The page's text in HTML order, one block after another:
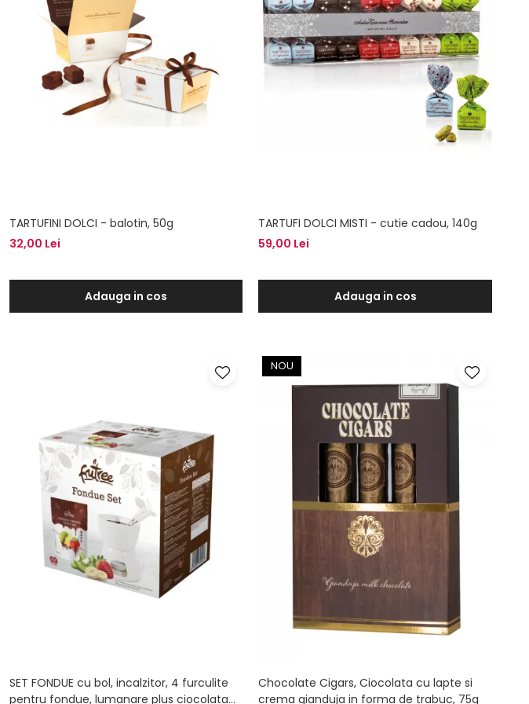
TARTUFINI DOLCI - balotin, 50g
32,00 Lei
Adauga in cos
TARTUFI DOLCI MISTI - cutie cadou, 140g
59,00 Lei
Adauga in cos
SET FONDUE cu bol, incalzitor, 4 furculite
pentru fondue, lumanare plus ciocolata
NOU
Chocolate Cigars, Ciocolata cu lapte si
crema gianduja in forma de trabuc, 75g